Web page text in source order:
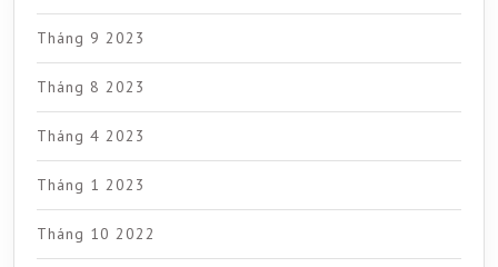
Tháng 9 2023
Tháng 8 2023
Tháng 4 2023
Tháng 1 2023
Tháng 10 2022